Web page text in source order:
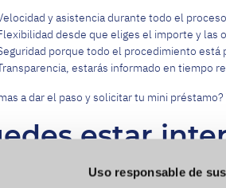
Uso responsable de
y asistencia durante todo el proceso
desde que eliges el importe y las
porque todo el procedimiento está
estarás informado en tiempo
a dar el paso y solicitar tu mini préstamo?
estar